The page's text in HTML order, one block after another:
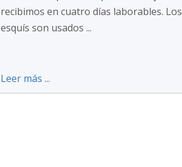
recibimos en cuatro días laborables. Los
esquís son usados ...
Leer más ...